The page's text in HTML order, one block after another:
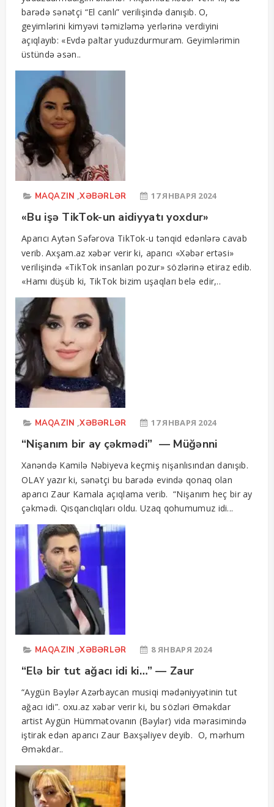
barədə sənətçi “El canlı” verilişində danışıb. O,
geyimlərini kimyəvi təmizləmə yerlərinə verdiyini
açıqlayıb: «Evdə paltar yuduzdurmuram. Geyimlərimin
üstündə əsən..
MAQAZIN ,XƏBƏRLƏR 17 ЯНВАРЯ 2024
«Bu işə TikTok-un aidiyyatı yoxdur»
Aparıcı Aytən Səfərova TikTok-u tənqid edənlərə cavab
verib. Axşam.az xəbər verir ki, aparıcı «Xəbər ertəsi»
verilişində «TikTok insanları pozur» sözlərinə etiraz edib.
«Hamı düşüb ki, TikTok bizim uşaqları belə edir,..
MAQAZIN ,XƏBƏRLƏR 17 ЯНВАРЯ 2024
“Nişanım bir ay çəkmədi” — Müğənni
Xanəndə Kamilə Nəbiyeva keçmiş nişanlısından danışıb.
OLAY yazır ki, sənətçi bu barədə evində qonaq olan
aparıcı Zaur Kamala açıqlama verib. “Nişanım heç bir ay
çəkmədi. Qısqanclıqları oldu. Uzaq qohumumuz idi...
MAQAZIN ,XƏBƏRLƏR 8 ЯНВАРЯ 2024
“Elə bir tut ağacı idi ki…” — Zaur
“Aygün Bəylər Azərbaycan musiqi mədəniyyətinin tut
ağacı idi”. oxu.az xəbər verir ki, bu sözləri Əməkdar
artist Aygün Hümmətovanın (Bəylər) vida mərasimində
iştirak edən aparıcı Zaur Baxşəliyev deyib. O, mərhum
Əməkdar..